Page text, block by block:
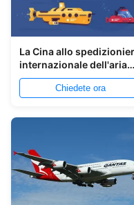
La Cina allo
internazionale dell'aria
della Turchia per frutta
fresca/valori/alimento
Chiedete ora